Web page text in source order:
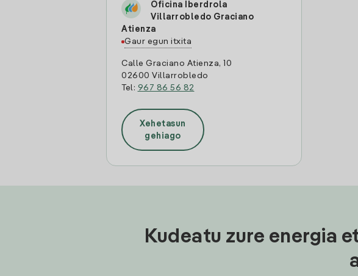
Oficina Iberdrola
Villarrobledo Graciano
Atienza
Gaur egun itxita
Calle Graciano Atienza, 10
02600 Villarrobledo
Tel: 967 86 56 82
Xehetasun
gehiago
Kudeatu zure energia